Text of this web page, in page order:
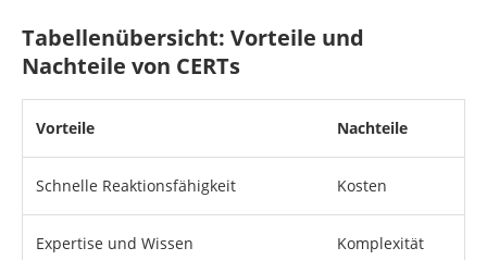
Tabellenübersicht: Vorteile und
Nachteile von CERTs
Vorteile Nachteile
Schnelle Reaktionsfähigkeit Kosten
Expertise und Wissen Komplexität